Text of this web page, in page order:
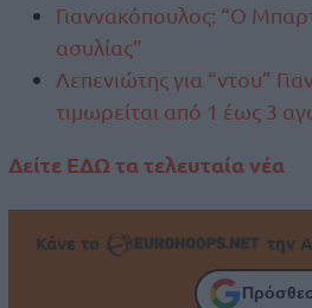
Γιαννακόπουλος: “Ο
ασυλίας”
Λεπενιώτης για “ντου”
τιμωρείται από 1 έως 3
Δείτε ΕΔΩ τα τελευταία νέα
Κάνε το την